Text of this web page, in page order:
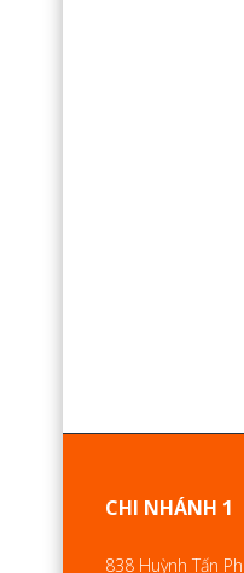
CHI NHÁNH 1
838 Huỳnh Tấn